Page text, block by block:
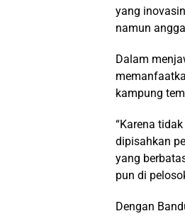
yang
namun
Dalam
kampung
“Karena
dipisahkan
yang
pun di
Dengan